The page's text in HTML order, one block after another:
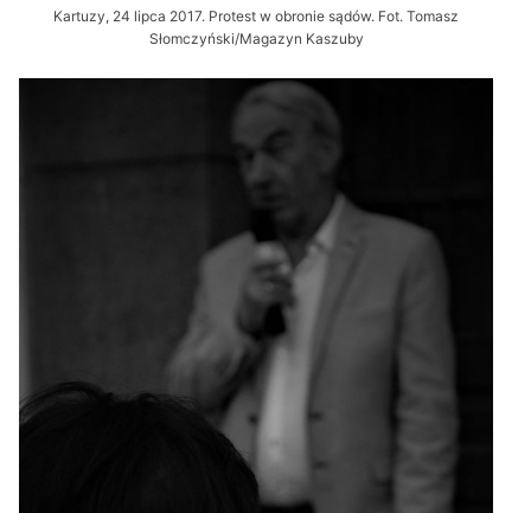
Kartuzy, 24 lipca 2017. Protest w obronie sądów. Fot. Tomasz
Słomczyński/Magazyn Kaszuby